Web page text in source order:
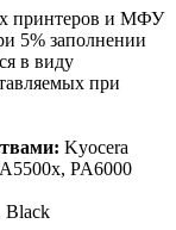
принтеров и МФУ
5% заполнении
в виду
при
Kyocera
PA6000
Black